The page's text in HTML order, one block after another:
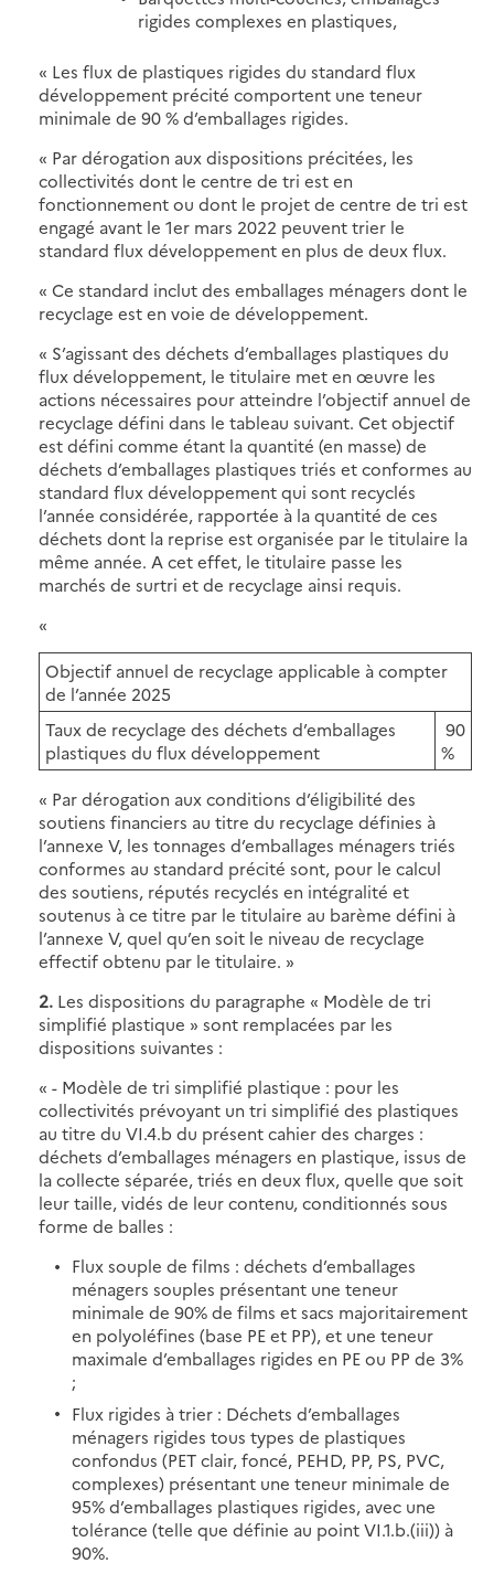
rigides complexes en plastiques,
« Les flux de plastiques rigides du standard flux
développement précité comportent une teneur
minimale de 90 % d’emballages rigides.
« Par dérogation aux dispositions précitées, les
collectivités dont le centre de tri est en
fonctionnement ou dont le projet de centre de tri est
engagé avant le 1er mars 2022 peuvent trier le
standard flux développement en plus de deux flux.
« Ce standard inclut des emballages ménagers dont le
recyclage est en voie de développement.
« S’agissant des déchets d’emballages plastiques du
flux développement, le titulaire met en œuvre les
actions nécessaires pour atteindre l’objectif annuel de
recyclage défini dans le tableau suivant. Cet objectif
est défini comme étant la quantité (en masse) de
déchets d’emballages plastiques triés et conformes au
standard flux développement qui sont recyclés
l’année considérée, rapportée à la quantité de ces
déchets dont la reprise est organisée par le titulaire la
même année. A cet effet, le titulaire passe les
marchés de surtri et de recyclage ainsi requis.
«
Objectif annuel de recyclage applicable à compter
de l’année 2025
Taux de recyclage des déchets d’emballages
plastiques du flux développement
90
%
« Par dérogation aux conditions d’éligibilité des
soutiens financiers au titre du recyclage définies à
l’annexe V, les tonnages d’emballages ménagers triés
conformes au standard précité sont, pour le calcul
des soutiens, réputés recyclés en intégralité et
soutenus à ce titre par le titulaire au barème défini à
l’annexe V, quel qu’en soit le niveau de recyclage
effectif obtenu par le titulaire. »
2. Les dispositions du paragraphe « Modèle de tri
simplifié plastique » sont remplacées par les
dispositions suivantes :
« - Modèle de tri simplifié plastique : pour les
collectivités prévoyant un tri simplifié des plastiques
au titre du VI.4.b du présent cahier des charges :
déchets d’emballages ménagers en plastique, issus de
la collecte séparée, triés en deux flux, quelle que soit
leur taille, vidés de leur contenu, conditionnés sous
forme de balles :
Flux souple de films : déchets d’emballages
ménagers souples présentant une teneur
minimale de 90% de films et sacs majoritairement
en polyoléfines (base PE et PP), et une teneur
maximale d’emballages rigides en PE ou PP de 3%
;
Flux rigides à trier : Déchets d’emballages
ménagers rigides tous types de plastiques
confondus (PET clair, foncé, PEHD, PP, PS, PVC,
complexes) présentant une teneur minimale de
95% d’emballages plastiques rigides, avec une
tolérance (telle que définie au point VI.1.b.(iii)) à
90%.